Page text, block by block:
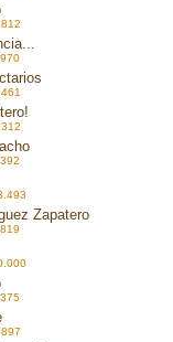
Zapatero